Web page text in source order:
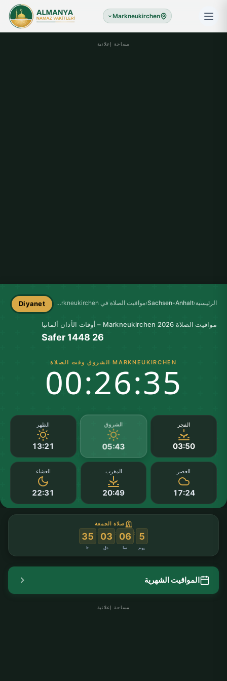
Markneukirchen
مساحة إعلانية
الرئيسية›
Sachsen-Anhalt
› مواقيت الصلاة في Markneukirchen Diyanet
مواقيت الصلاة Markneukirchen 2026 – أوقات الأذان ألمانيا
26 Safer 1448
MARKNEUKIRCHEN الشروق وقت الصلاة
00:26:35
الفجر
03:50
الشروق
05:43
الظهر
13:21
العصر
17:24
المغرب
20:49
العشاء
22:31
صلاة الجمعة
5
يوم
:
06
سا
:
03
دق
:
35
ثا
المواقيت الشهرية
مساحة إعلانية